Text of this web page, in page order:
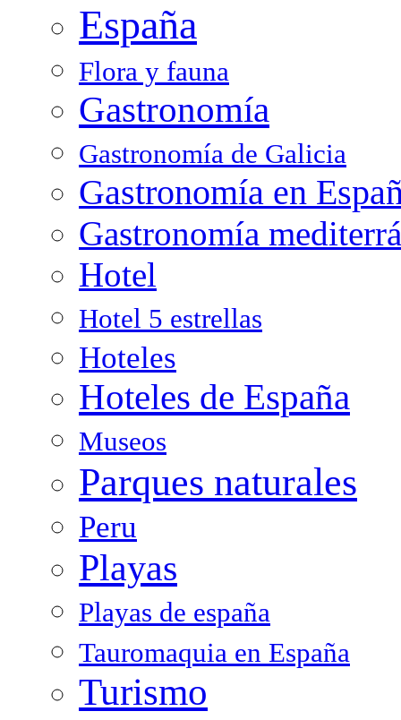
España
Flora y fauna
Gastronomía
Gastronomía de Galicia
Gastronomía en
Gastronomía
Hotel
Hotel 5 estrellas
Hoteles
Hoteles de España
Museos
Parques naturales
Peru
Playas
Playas de españa
Tauromaquia en España
Turismo